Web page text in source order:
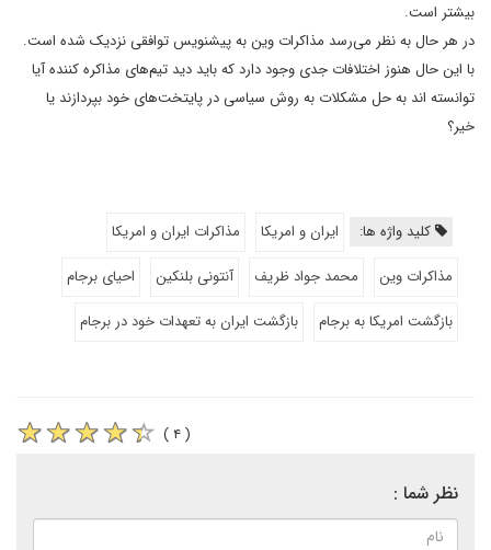
بیشتر است.
در هر حال به نظر می‌رسد مذاکرات وین به پیشنویس توافقی نزدیک شده است.
با این حال هنوز اختلافات جدی وجود دارد که باید دید تیم‌های مذاکره کننده آیا
توانسته اند به حل مشکلات به روش سیاسی در پایتخت‌های خود بپردازند یا
خیر؟
کلید واژه ها: ایران و امریکا
مذاکرات ایران و امریکا
مذاکرات وین
محمد جواد ظریف آنتونی بلنکین
احیای برجام
بازگشت امریکا به برجام
بازگشت ایران به تعهدات خود در برجام
( ۴ )
نظر شما :